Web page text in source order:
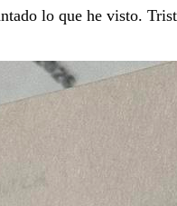
lo que he visto.